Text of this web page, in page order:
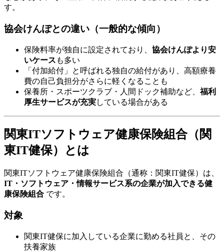
す。
協会けんぽとの違い（一般的な傾向）
保険料率が独自に設定されており、 協会けんぽより安
いケース も多い
「付加給付」と呼ばれる独自の給付があり、高額療養
費の自己負担分がさらに軽くなることも
保養所・スポーツクラブ・人間ドック補助など、福利
厚生サービスが充実している場合がある
関東ITソフトウェア健康保険組合（関
東IT健保）とは
関東ITソフトウェア健康保険組合（通称：関東IT健保）は、
IT・ソフトウェア・情報サービス系の企業が加入できる健
康保険組合 です。
対象
関東IT健保に加入している企業に勤める社員と、その
扶養家族